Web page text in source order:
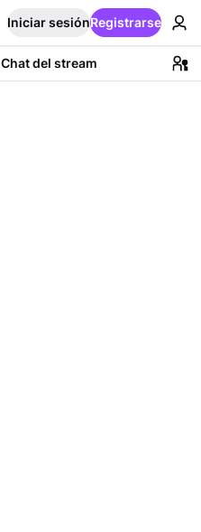
Iniciar sesiónRegistrarse
Chat del stream